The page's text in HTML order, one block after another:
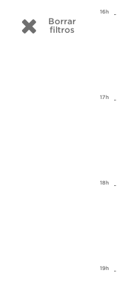
Borrar
filtros
16h
17h
18h
19h